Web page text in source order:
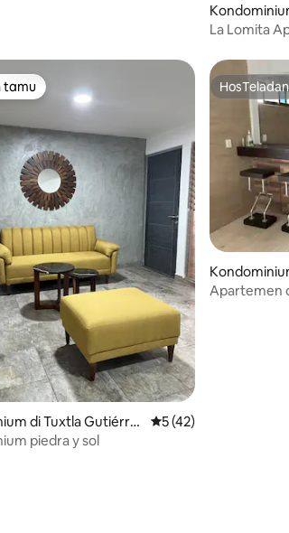
ez
La Lomita
terpopuler
tamu
di Tuxtla Gutiérre
Nilai rata-rata 5 dari 5,
5 (42)
piedra y sol
HosTeladan
HosTeladan
rez
Apartemen